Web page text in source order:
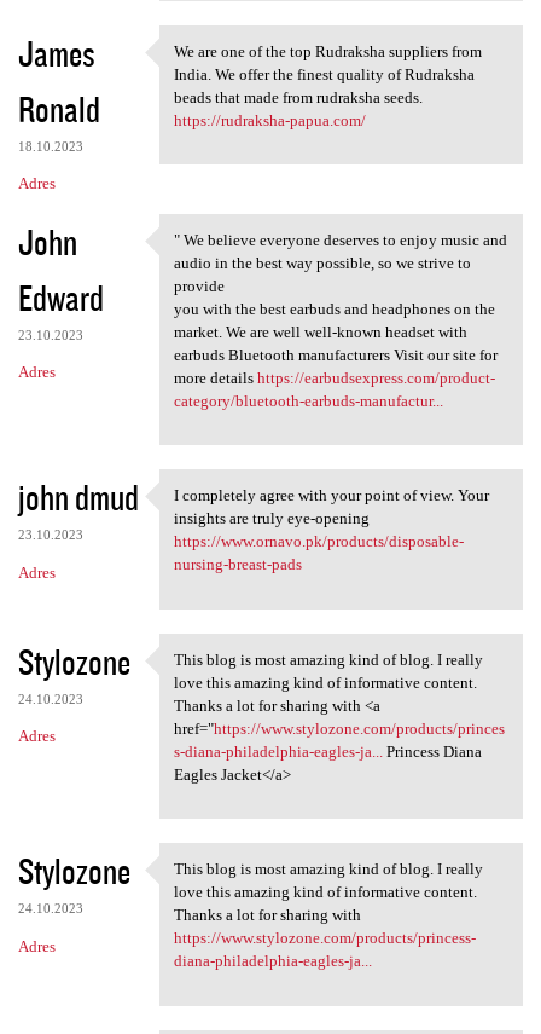
James
Ronald
18.10.2023
Adres
We are one of the top
We are one of the top Rudraksha suppliers from
India. We offer the finest quality of Rudraksha
beads that made from rudraksha seeds.
https://rudraksha-papua.com/
John
Edward
23.10.2023
Adres
" We believe everyone
" We believe everyone deserves to enjoy music and
audio in the best way possible, so we strive to
provide
you with the best earbuds and headphones on the
market. We are well well-known headset with
earbuds Bluetooth manufacturers Visit our site for
more details https://earbudsexpress.com/product-
category/bluetooth-earbuds-manufactur...
john dmud
23.10.2023
Adres
I completely agree with your
I completely agree with your point of view. Your
insights are truly eye-opening
https://www.ornavo.pk/products/disposable-
nursing-breast-pads
Stylozone
24.10.2023
Adres
This blog is most amazing
This blog is most amazing kind of blog. I really
love this amazing kind of informative content.
Thanks a lot for sharing with <a
href="https://www.stylozone.com/products/princes
s-diana-philadelphia-eagles-ja...
Princess Diana
Eagles Jacket</a>
Stylozone
24.10.2023
Adres
This blog is most amazing
This blog is most amazing kind of blog. I really
love this amazing kind of informative content.
Thanks a lot for sharing with
https://www.stylozone.com/products/princess-
diana-philadelphia-eagles-ja...